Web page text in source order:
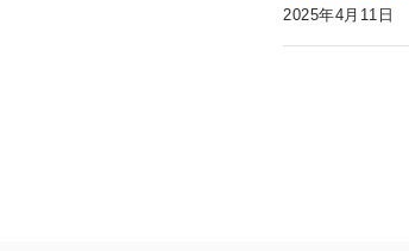
2025年4月11日